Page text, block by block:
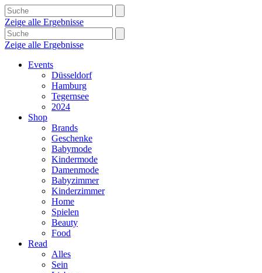
Zeige alle Ergebnisse
Zeige alle Ergebnisse
Events
Düsseldorf
Hamburg
Tegernsee
2024
Shop
Brands
Geschenke
Babymode
Kindermode
Damenmode
Babyzimmer
Kinderzimmer
Home
Spielen
Beauty
Food
Read
Alles
Sein